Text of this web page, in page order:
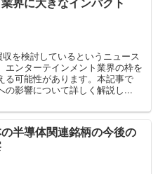
を検討しているというニュース
ンターテインメント業界の枠を
る可能性があります。本記事で
の影響について詳しく解説し...
半導体関連銘柄の今後の